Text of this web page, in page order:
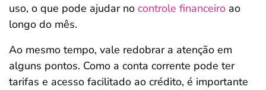
uso, o que pode ajudar no controle financeiro ao
longo do mês.
Ao mesmo tempo, vale redobrar a atenção em
alguns pontos. Como a conta corrente pode ter
tarifas e acesso facilitado ao crédito, é importante